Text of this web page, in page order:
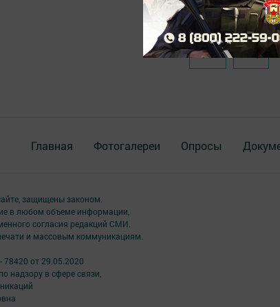
Главная Фотогалереи Опросы
защищены законом.
в любом объеме информации,
согласия редакций СМИ.
и массовым коммуникациям.
от 29.05.2020
надзору в сфере связи,